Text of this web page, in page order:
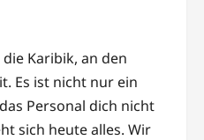
Karibik, an den
Es ist nicht nur ein
Personal dich nicht
sich heute alles. Wir